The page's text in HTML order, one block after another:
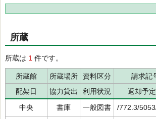
所蔵
所蔵は 1 件です。
所蔵館 所蔵場所 資料区分 請求記
配架日
協力貸出 利用状況 返却予
中央
書庫 一般図書 /772.3/